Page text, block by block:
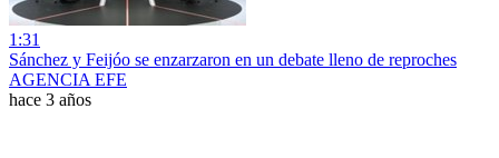
1:31
Sánchez y Feijóo se enzarzaron en un debate lleno de reproches
AGENCIA EFE
hace 3 años